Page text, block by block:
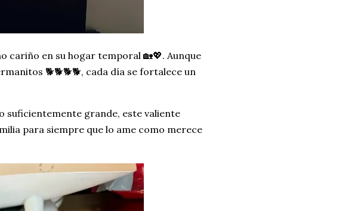
cariño en su hogar temporal 🏡💖. Aunque
🐕🐕🐕🐕, cada día se fortalece un
suficientemente grande, este valiente
para siempre que lo ame como merece